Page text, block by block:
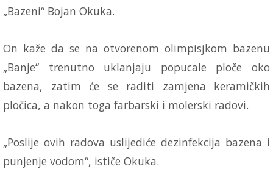
„Bazeni“ Bojan Okuka.
On kaže da se na otvorenom olimpisjkom bazenu
„Banje“ trenutno uklanjaju popucale ploče oko
bazena, zatim će se raditi zamjena keramičkih
pločica, a nakon toga farbarski i molerski radovi.
„Poslije ovih radova uslijediće dezinfekcija bazena i
punjenje vodom“, ističe Okuka.